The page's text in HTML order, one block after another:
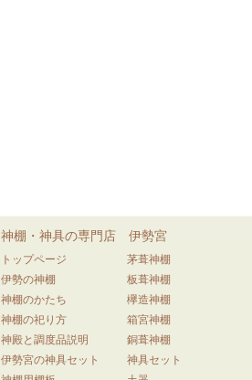
神棚・神具の専門店 伊勢宮
トップページ
伊勢の神棚
神棚のかたち
神棚の祀り方
神殿と調度品説明
伊勢宮の神具セット
茅葺神棚
板葺神棚
欅造神棚
箱宮神棚
銅葺神棚
神具セット